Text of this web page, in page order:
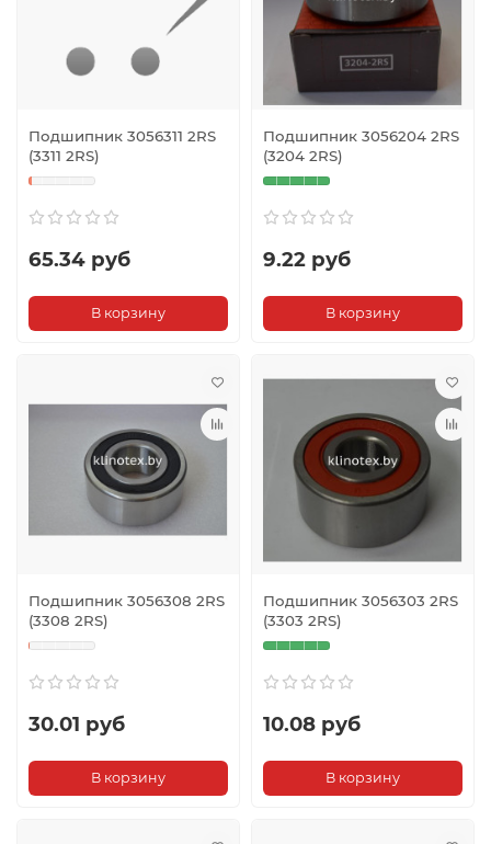
Подшипник 3056311 2RS
(3311 2RS)
65.34 руб
В корзину
Подшипник 3056204 2RS
(3204 2RS)
9.22 руб
В корзину
Подшипник 3056308 2RS
(3308 2RS)
30.01 руб
В корзину
Подшипник 3056303 2RS
(3303 2RS)
10.08 руб
В корзину